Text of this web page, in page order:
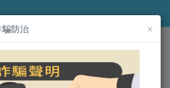
寵物 麻將包棟民宿
on-line
×
騙防治